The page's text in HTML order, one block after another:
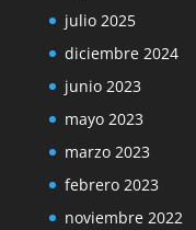
julio 2025
diciembre 2024
junio 2023
mayo 2023
marzo 2023
febrero 2023
noviembre 2022